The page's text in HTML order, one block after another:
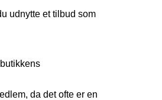
udnytte et tilbud som
da det ofte er en